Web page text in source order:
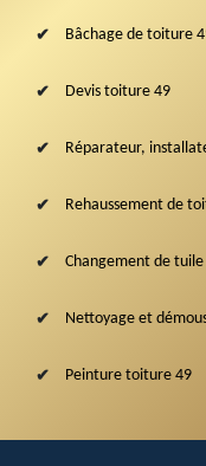
Bâchage de toiture
Devis toiture 49
Réparateur,
Rehaussement de
Changement de tuile
Nettoyage et
Peinture toiture 49